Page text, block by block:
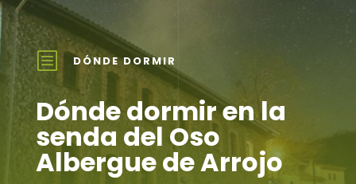
b DÓNDE DORMIR
Dónde dormir en la
senda del Oso
Albergue de Arrojo